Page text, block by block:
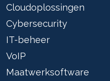
Cloudoplossingen
Cybersecurity
IT-beheer
VoIP
Maatwerksoftware